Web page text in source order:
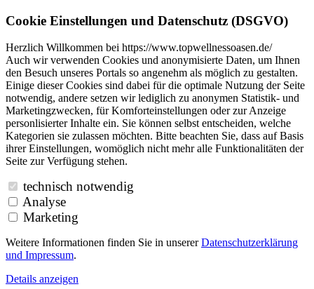
Cookie Einstellungen und Datenschutz (DSGVO)
Herzlich Willkommen bei https://www.topwellnessoasen.de/
Auch wir verwenden Cookies und anonymisierte Daten, um Ihnen
den Besuch unseres Portals so angenehm als möglich zu gestalten.
Einige dieser Cookies sind dabei für die optimale Nutzung der Seite
notwendig, andere setzen wir lediglich zu anonymen Statistik- und
Marketingzwecken, für Komforteinstellungen oder zur Anzeige
personlisierter Inhalte ein. Sie können selbst entscheiden, welche
Kategorien sie zulassen möchten. Bitte beachten Sie, dass auf Basis
ihrer Einstellungen, womöglich nicht mehr alle Funktionalitäten der
Seite zur Verfügung stehen.
technisch notwendig
Analyse
Marketing
Weitere Informationen finden Sie in unsererDatenschutzerklärung
und Impressum.
Details anzeigen